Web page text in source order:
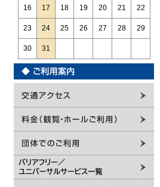
16 17 18 19 20 21 22
23 24 25 26 27 28 29
30 31